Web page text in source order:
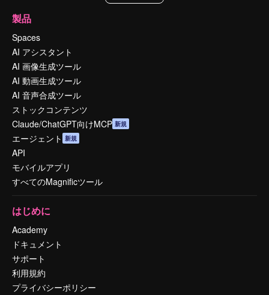
製品
Spaces
AI アシスタント
AI 画像生成ツール
AI 動画生成ツール
AI 音声合成ツール
ストックコンテンツ
Claude/ChatGPT向けMCP 新規
エージェント 新規
API
モバイルアプリ
すべてのMagnificツール
はじめに
Academy
ドキュメント
サポート
利用規約
プライバシーポリシー